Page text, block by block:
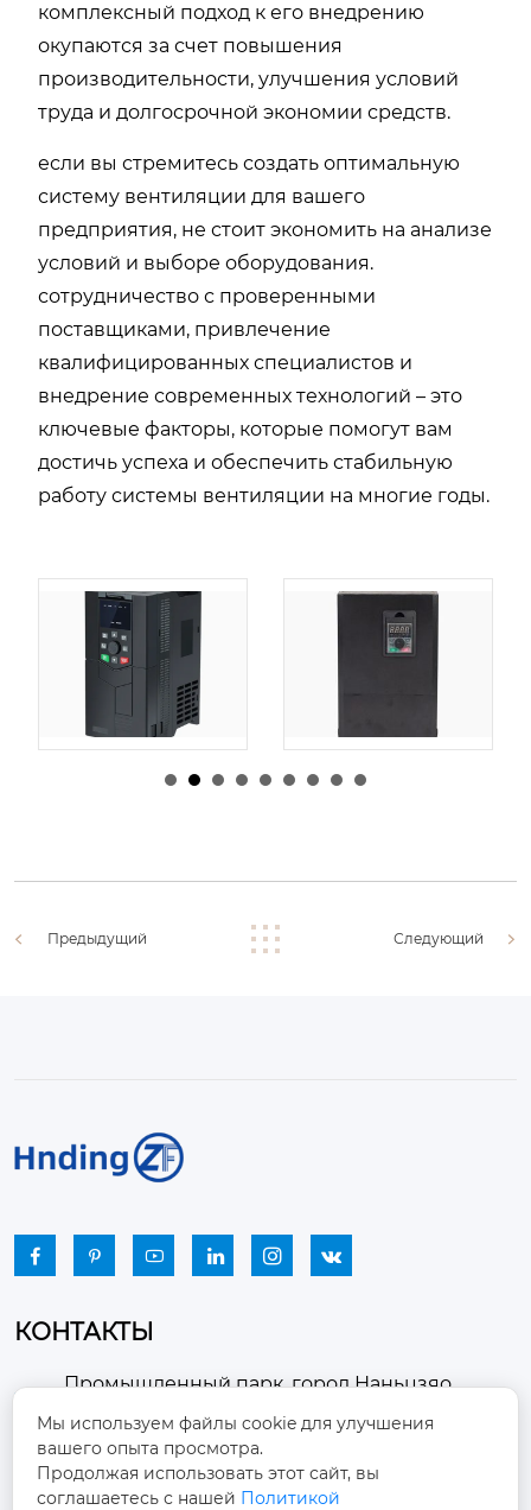
комплексный подход к его внедрению
окупаются за счет повышения
производительности, улучшения условий
труда и долгосрочной экономии средств.
если вы стремитесь создать оптимальную
систему вентиляции для вашего
предприятия, не стоит экономить на анализе
условий и выборе оборудования.
сотрудничество с проверенными
поставщиками, привлечение
квалифицированных специалистов и
внедрение современных технологий – это
ключевые факторы, которые помогут вам
достичь успеха и обеспечить стабильную
работу системы вентиляции на многие годы.
由admin |30 1 月,
由admin |29 1 月,
Предыдущий Следующий
     
КОНТАКТЫ

Промышленный парк, город Наньцзяо,
район Чжоуцунь, город Цзыбо, провинция
Шаньдун
 winston-xu@hengdingfan.com
Мы используем файлы cookie для улучшения
вашего опыта просмотра.
Продолжая использовать этот сайт, вы
соглашаетесь с нашей Политикой